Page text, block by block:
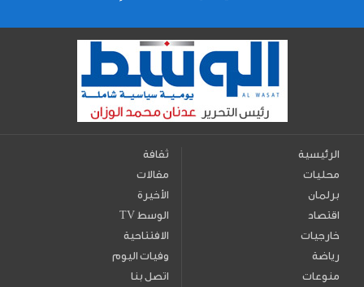
الرئيسية
محليات
برلمان
اقتصاد
خارجيات
رياضة
منوعات
ثقافة
مقالات
الأخيرة
TV الوسط
الافتتاحية
وفيات اليوم
اتصل بنا